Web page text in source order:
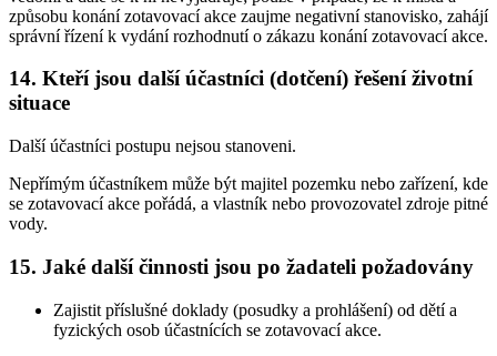
způsobu konání zotavovací akce zaujme negativní stanovisko, zahájí
správní řízení k vydání rozhodnutí o zákazu konání zotavovací akce.
14. Kteří jsou další účastníci (dotčení) řešení životní
situace
Další účastníci postupu nejsou stanoveni.
Nepřímým účastníkem může být majitel pozemku nebo zařízení, kde
se zotavovací akce pořádá, a vlastník nebo provozovatel zdroje pitné
vody.
15. Jaké další činnosti jsou po žadateli požadovány
Zajistit příslušné doklady (posudky a prohlášení) od dětí a
fyzických osob účastnících se zotavovací akce.